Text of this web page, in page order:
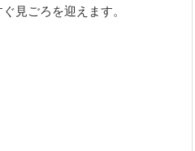
見ごろを迎えます。